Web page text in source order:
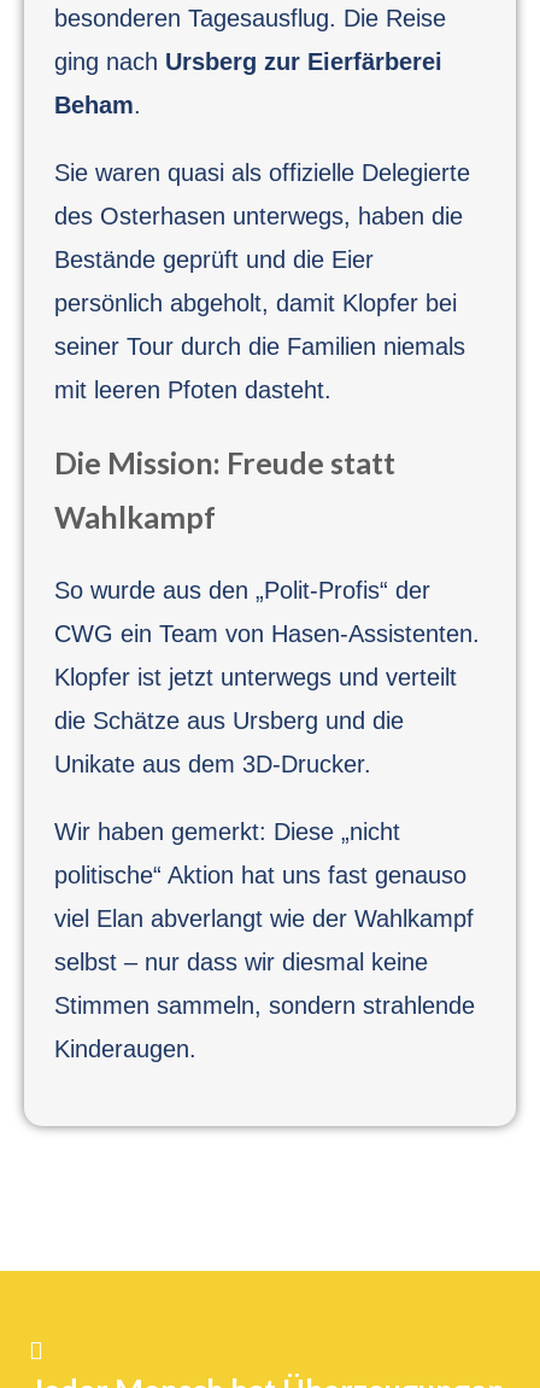
besonderen Tagesausflug. Die Reise
ging nach Ursberg zur Eierfärberei
Beham.
Sie waren quasi als offizielle Delegierte
des Osterhasen unterwegs, haben die
Bestände geprüft und die Eier
persönlich abgeholt, damit Klopfer bei
seiner Tour durch die Familien niemals
mit leeren Pfoten dasteht.
Die Mission: Freude statt
Wahlkampf
So wurde aus den „Polit-Profis“ der
CWG ein Team von Hasen-Assistenten.
Klopfer ist jetzt unterwegs und verteilt
die Schätze aus Ursberg und die
Unikate aus dem 3D-Drucker.
Wir haben gemerkt: Diese „nicht
politische“ Aktion hat uns fast genauso
viel Elan abverlangt wie der Wahlkampf
selbst – nur dass wir diesmal keine
Stimmen sammeln, sondern strahlende
Kinderaugen.